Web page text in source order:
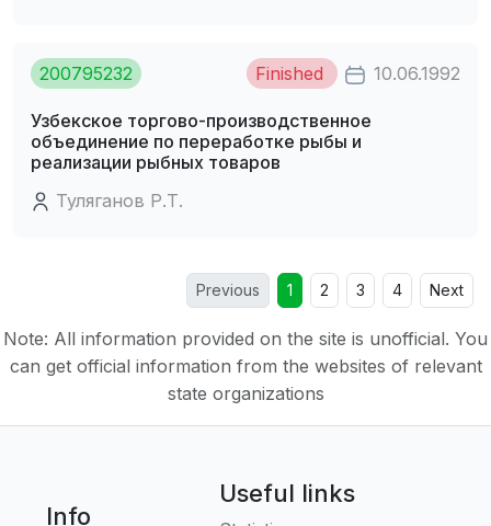
200795232 Finished 10.06.1992
Узбекское торгово-производственное
объединение по переработке рыбы и
реализации рыбных товаров
Туляганов Р.Т.
Previous 1 2 3 4 Next
Note: All information provided on the site is unofficial. You
can get official information from the websites of relevant
state organizations
Info
Useful links